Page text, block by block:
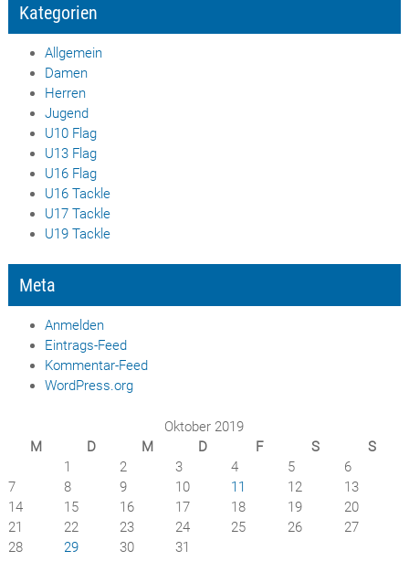
Kategorien
Allgemein
Damen
Herren
Jugend
U10 Flag
U13 Flag
U16 Flag
U16 Tackle
U17 Tackle
U19 Tackle
Meta
Anmelden
Eintrags-Feed
Kommentar-Feed
WordPress.org
Oktober 2019
M
D M D F S
S
1
2 3 4 5
6
7
8 9 10 11 12
13
14
15 16 17 18 19
20
21
22 23 24 25 26
27
28
29 30 31